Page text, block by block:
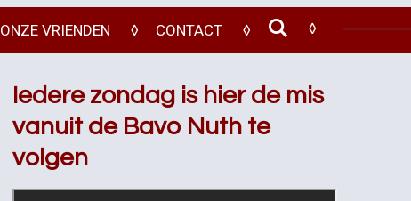
ONZE VRIENDEN CONTACT
Iedere zondag is hier de mis
vanuit de Bavo Nuth te
volgen